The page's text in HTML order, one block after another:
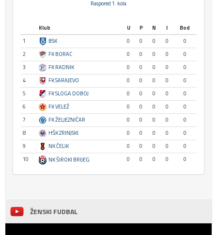
Raspored 1. kola
Klub U P N I
Bod
1
BSK 0 0 0 0
0
2
FK BORAC 0 0 0 0
0
3
FK RADNIK 0 0 0 0
0
4
FK SARAJEVO 0 0 0 0
0
5
FK SLOGA DOBOJ 0 0 0 0
0
6
FK VELEŽ 0 0 0 0
0
7
FK ŽELJEZNIČAR 0 0 0 0
0
8
HŠK ZRINJSKI 0 0 0 0
0
9
NK ČELIK 0 0 0 0
0
10
NK ŠIROKI BRIJEG 0 0 0 0 0
ŽENSKI FUDBAL